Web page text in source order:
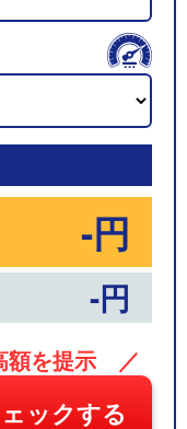
-円
-円
額を提示 ／
ックする